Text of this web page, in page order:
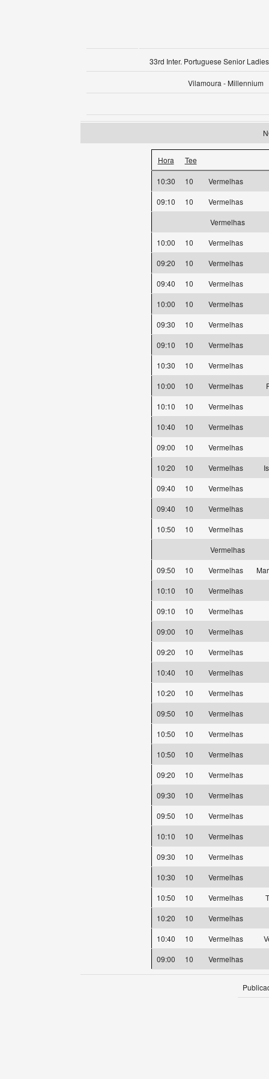
33rd Inter. Portuguese Senior
Vilamoura - Millennium
Hora Tee
10:30 10
Vermelhas
09:10
10
Vermelhas
Vermelhas
10:00
10
Vermelhas
09:20
10
Vermelhas
09:40
10
Vermelhas
10:00
10
Vermelhas
09:30
10
Vermelhas
09:10
10
Vermelhas
10:30
10
Vermelhas
10:00
10 Vermelhas
10:10
10
Vermelhas
10:40
10
Vermelhas
09:00
10
Vermelhas
10:20
10 Vermelhas
09:40
10
Vermelhas
09:40
10
Vermelhas
10:50
10
Vermelhas
Vermelhas
09:50
10 Vermelhas
10:10
10
Vermelhas
09:10
10
Vermelhas
09:00
10
Vermelhas
09:20
10
Vermelhas
10:40
10
Vermelhas
10:20
10
Vermelhas
09:50
10
Vermelhas
10:50
10
Vermelhas
10:50
10
Vermelhas
09:20
10
Vermelhas
09:30
10
Vermelhas
09:50
10
Vermelhas
10:10
10
Vermelhas
09:30
10
Vermelhas
10:30
10
Vermelhas
10:50
10 Vermelhas
10:20
10
Vermelhas
10:40
10 Vermelhas
09:00
10 Vermelhas